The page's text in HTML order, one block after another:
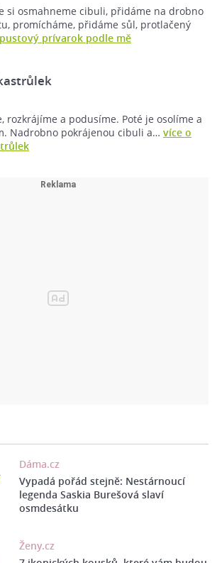
si osmahneme cibuli, přidáme na drobno
promícháme, přidáme sůl, protlačený
prívarok podle mě
rozkrájíme a podusíme. Poté je osolíme a
Nadrobno pokrájenou cibuli a… více o
Dáma.cz
Vypadá pořád stejně: Nestárnoucí
legenda Saskia Burešová slaví
osmdesátku
Ženy.cz